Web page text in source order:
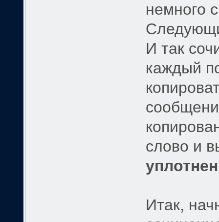
немного
И так
каждый
слово и
Итак,